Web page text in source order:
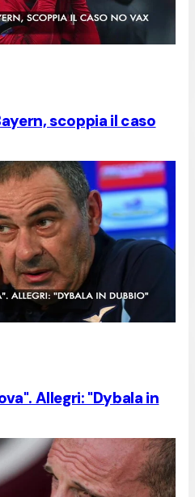
scoppia il caso
Allegri: "Dybala in